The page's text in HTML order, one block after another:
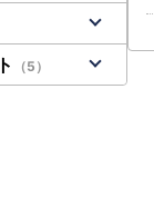
（5）